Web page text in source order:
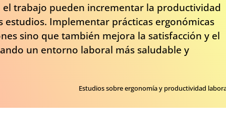
el trabajo pueden incrementar la productividad
estudios. Implementar prácticas ergonómicas
sino que también mejora la satisfacción y el
un entorno laboral más saludable y
Estudios sobre ergonomía y productividad